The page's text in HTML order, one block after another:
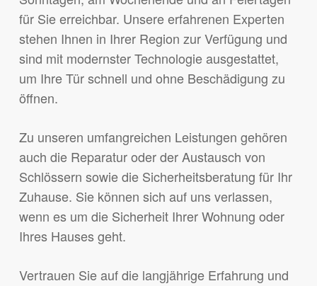
für Sie erreichbar. Unsere erfahrenen Experten
stehen Ihnen in Ihrer Region zur Verfügung und
sind mit modernster Technologie ausgestattet,
um Ihre Tür schnell und ohne Beschädigung zu
öffnen.
Zu unseren umfangreichen Leistungen gehören
auch die Reparatur oder der Austausch von
Schlössern sowie die Sicherheitsberatung für Ihr
Zuhause. Sie können sich auf uns verlassen,
wenn es um die Sicherheit Ihrer Wohnung oder
Ihres Hauses geht.
Vertrauen Sie auf die langjährige Erfahrung und